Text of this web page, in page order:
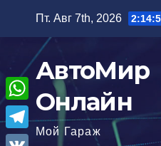
содержимому
Пт. Авг 7th, 2026
АвтоМир
Онлайн
Мой Гараж
W
h
T